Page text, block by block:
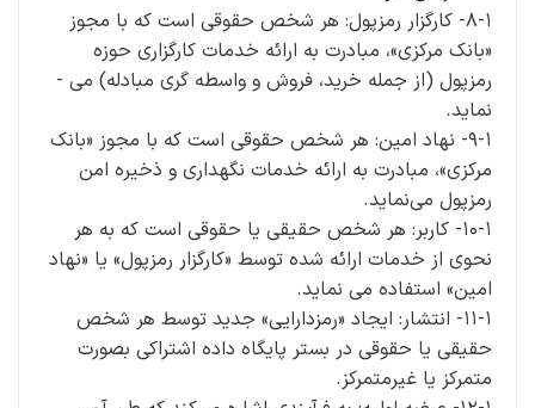
۸-۱- کارگزار رمزپول: هر شخص حقوقی است که با مجوز
‌«بانک مرکزی»، مبادرت به ارائه خدمات کارگزاری حوزه
رمزپول (از جمله خرید، فروش و واسطه­ گری مبادله) می ­
نماید.
۹-۱- نهاد امین: هر شخص حقوقی است که با مجوز ‌«بانک
مرکزی»، مبادرت به ارائه خدمات نگهداری و ذخیره امن
رمزپول می‌نماید.
۱۰-۱- کاربر: هر شخص حقیقی یا حقوقی است که به هر
نحوی از خدمات ارائه شده توسط «کارگزار رمزپول» یا «نهاد
امین» استفاده می ­نماید.
۱۱-۱- انتشار: ایجاد «رمزدارایی» جدید توسط هر شخص
حقیقی یا حقوقی در بستر پایگاه داده اشتراکی بصورت
متمرکز یا غیرمتمرکز.